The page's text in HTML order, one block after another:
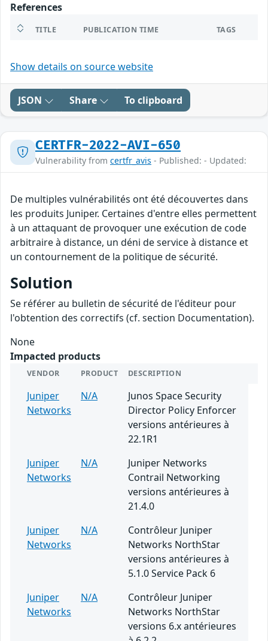
References
TITLE PUBLICATION TIME TAGS
Show details on source website
JSON Share To clipboard
CERTFR-2022-AVI-650
Vulnerability from certfr_avis - Published: - Updated:
De multiples vulnérabilités ont été découvertes dans
les produits Juniper. Certaines d'entre elles permettent
à un attaquant de provoquer une exécution de code
arbitraire à distance, un déni de service à distance et
un contournement de la politique de sécurité.
Solution
Se référer au bulletin de sécurité de l'éditeur pour
l'obtention des correctifs (cf. section Documentation).
None
Impacted products
VENDOR PRODUCT DESCRIPTION
Juniper
Networks
N/A
Junos Space Security
Director Policy Enforcer
versions antérieures à
22.1R1
Juniper
Networks
N/A
Juniper Networks
Contrail Networking
versions antérieures à
21.4.0
Juniper
Networks
N/A
Contrôleur Juniper
Networks NorthStar
versions antérieures à
5.1.0 Service Pack 6
Juniper
Networks
N/A
Contrôleur Juniper
Networks NorthStar
versions 6.x antérieures